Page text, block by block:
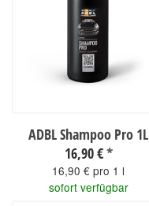
ADBL Shampoo Pro 1L
16,90 €*
16,90 € pro 1 l
sofort verfügbar